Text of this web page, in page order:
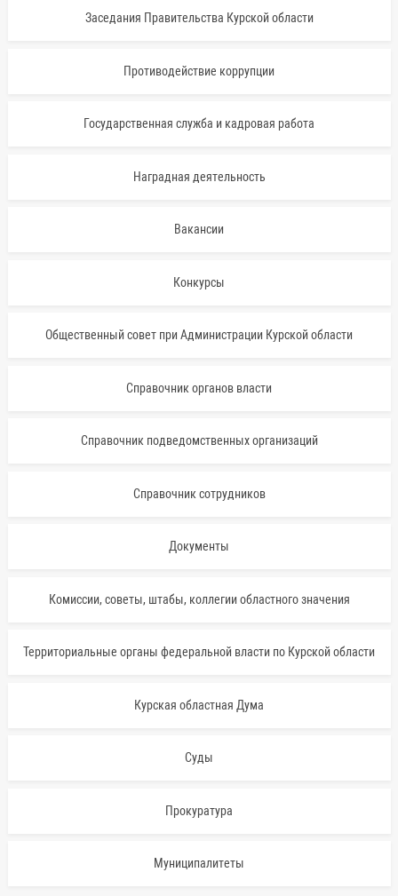
Заседания Правительства Курской области
Противодействие коррупции
Государственная служба и кадровая работа
Наградная деятельность
Вакансии
Конкурсы
Общественный совет при Администрации Курской области
Справочник органов власти
Справочник подведомственных организаций
Справочник сотрудников
Документы
Комиссии, советы, штабы, коллегии областного значения
Территориальные органы федеральной власти по Курской области
Курская областная Дума
Суды
Прокуратура
Муниципалитеты